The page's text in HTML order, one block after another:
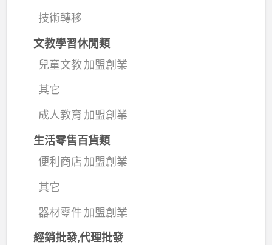
技術轉移
文教學習休閒類
兒童文教 加盟創業
其它
成人教育 加盟創業
生活零售百貨類
便利商店 加盟創業
其它
器材零件 加盟創業
經銷批發,代理批發